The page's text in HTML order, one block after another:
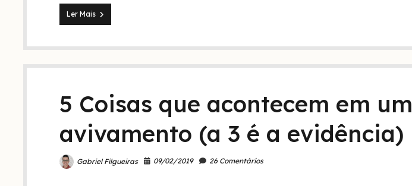
Ler MaisO
que
um
e
acontece
5 Coisas que acontecem em um
avivamento (a 3 é a evidência)
Gabriel Filgueiras 09/02/2019 26 Comentários